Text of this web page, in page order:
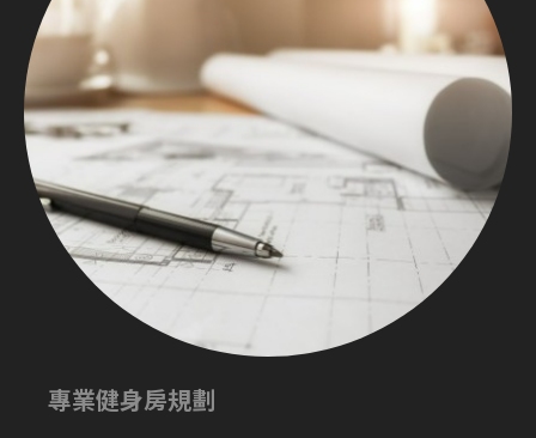
專業健身房規劃